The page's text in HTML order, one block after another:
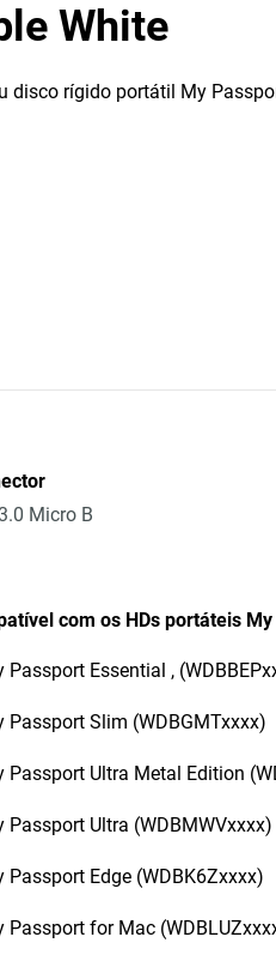
White
disco rígido portátil My
Micro B
com os HDs portáteis
Passport Essential ,
Passport Slim (WDBGMTxxxx)
Passport Ultra Metal Edition
Passport Ultra (WDBMWVxxxx)
Passport Edge (WDBK6Zxxxx)
Passport for Mac